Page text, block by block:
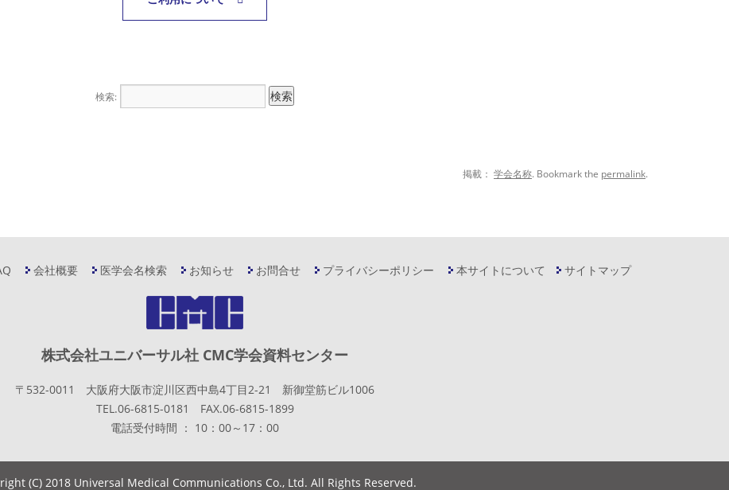
検索:
掲載： 学会名称. Bookmark the permalink.
会社概要 医学会名検索 お知らせ お問合せ プライバシーポリシー 本サイトについて サイトマップ
株式会社ユニバーサル社 CMC学会資料センター
〒532-0011 大阪府大阪市淀川区西中島4丁目2-21 新御堂筋ビル1006
TEL.06-6815-0181 FAX.06-6815-1899
電話受付時間 ： 10：00～17：00
(C) 2018 Universal Medical Communications Co., Ltd. All Rights Reserved.